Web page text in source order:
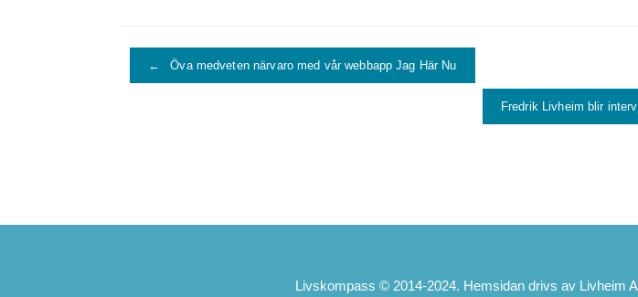
Post navigation
← Öva medveten närvaro med vår webbapp Jag Här Nu
Fredrik Livheim blir
Livskompass © 2014-2024. Hemsidan drivs av Livheim